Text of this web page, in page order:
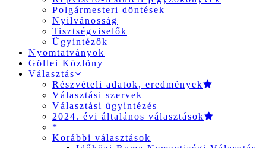
Polgármesteri döntések
Nyilvánosság
Tisztségviselők
Ügyintézők
Nyomtatványok
Göllei Közlöny
Választás
Részvételi adatok, eredmények
Választási szervek
Választási ügyintézés
2024. évi általános választások
*
Korábbi választások